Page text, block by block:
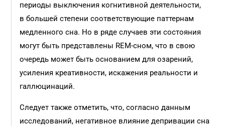
периоды выключения когнитивной деятельности,
в большей степени соответствующие паттернам
медленного сна. Но в ряде случаев эти состояния
могут быть представлены REM-сном, что в свою
очередь может быть основанием для озарений,
усиления креативности, искажения реальности и
галлюцинаций.
Следует также отметить, что, согласно данным
исследований, негативное влияние депривации сна